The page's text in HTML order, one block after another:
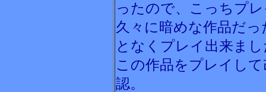
ったので、こっちプ
久々に暗めな作品だ
となくプレイ出来ま
この作品をプレイし
認。